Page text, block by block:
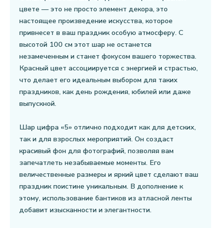
цвете — это не просто элемент декора, это
настоящее произведение искусства, которое
привнесет в ваш праздник особую атмосферу. С
высотой 100 см этот шар не останется
незамеченным и станет фокусом вашего торжества.
Красный цвет ассоциируется с энергией и страстью,
что делает его идеальным выбором для таких
праздников, как день рождения, юбилей или даже
выпускной.
Шар цифра «5» отлично подходит как для детских,
так и для взрослых мероприятий. Он создаст
красивый фон для фотографий, позволяя вам
запечатлеть незабываемые моменты. Его
величественные размеры и яркий цвет сделают ваш
праздник поистине уникальным. В дополнение к
этому, использование бантиков из атласной ленты
добавит изысканности и элегантности.